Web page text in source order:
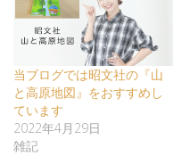
当ブログでは昭文社の『山
と高原地図』をおすすめし
ています
2022年4月29日
雑記